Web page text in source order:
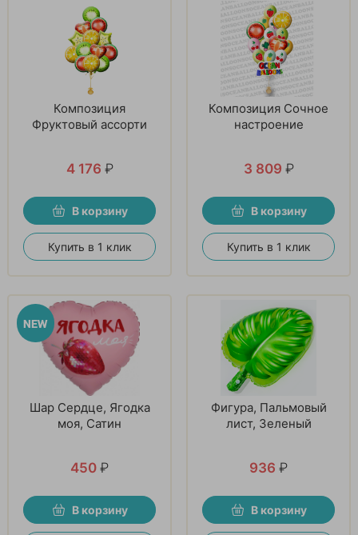
Композиция
Фруктовый ассорти
4 176 ₽
В корзину
Купить в 1 клик
Композиция Сочное
настроение
3 809 ₽
В корзину
Купить в 1 клик
Шар Сердце, Ягодка
моя, Сатин
450 ₽
В корзину
Фигура, Пальмовый
лист, Зеленый
936 ₽
В корзину